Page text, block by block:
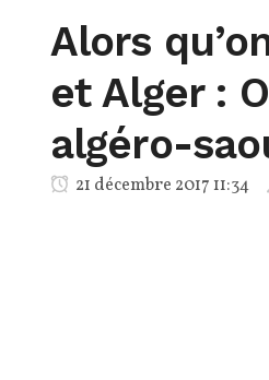
Alors
et Alger :
algéro-
21 décembre 2017 11:34